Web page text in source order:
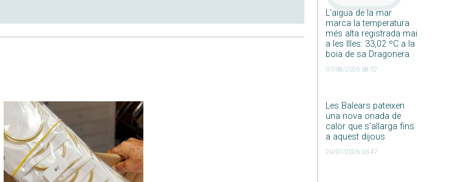
L’aigua de la mar
marca la temperatura
més alta registrada mai
a les Illes: 33,02 ºC a la
boia de sa Dragonera
07/08/2026 08:12
Les Balears pateixen
una nova onada de
calor que s’allarga fins
a aquest dijous
20/07/2026 03:47